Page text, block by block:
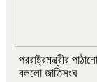
পররাষ্ট্রমন্ত্রীর
বললো জাতিসংঘ